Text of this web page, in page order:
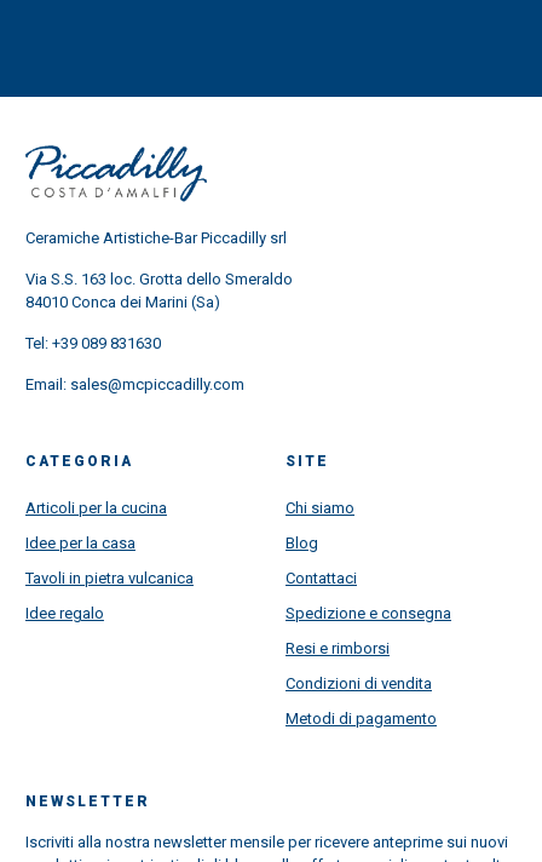
Ceramiche Artistiche-Bar Piccadilly srl
Via S.S. 163 loc. Grotta dello Smeraldo
84010 Conca dei Marini (Sa)
Tel: +39 089 831630
Email: sales@mcpiccadilly.com
CATEGORIA
Articoli per la cucina
Idee per la casa
Tavoli in pietra vulcanica
Idee regalo
SITE
Chi siamo
Blog
Contattaci
Spedizione e consegna
Resi e rimborsi
Condizioni di vendita
Metodi di pagamento
NEWSLETTER
Iscriviti alla nostra newsletter mensile per ricevere anteprime sui nuovi